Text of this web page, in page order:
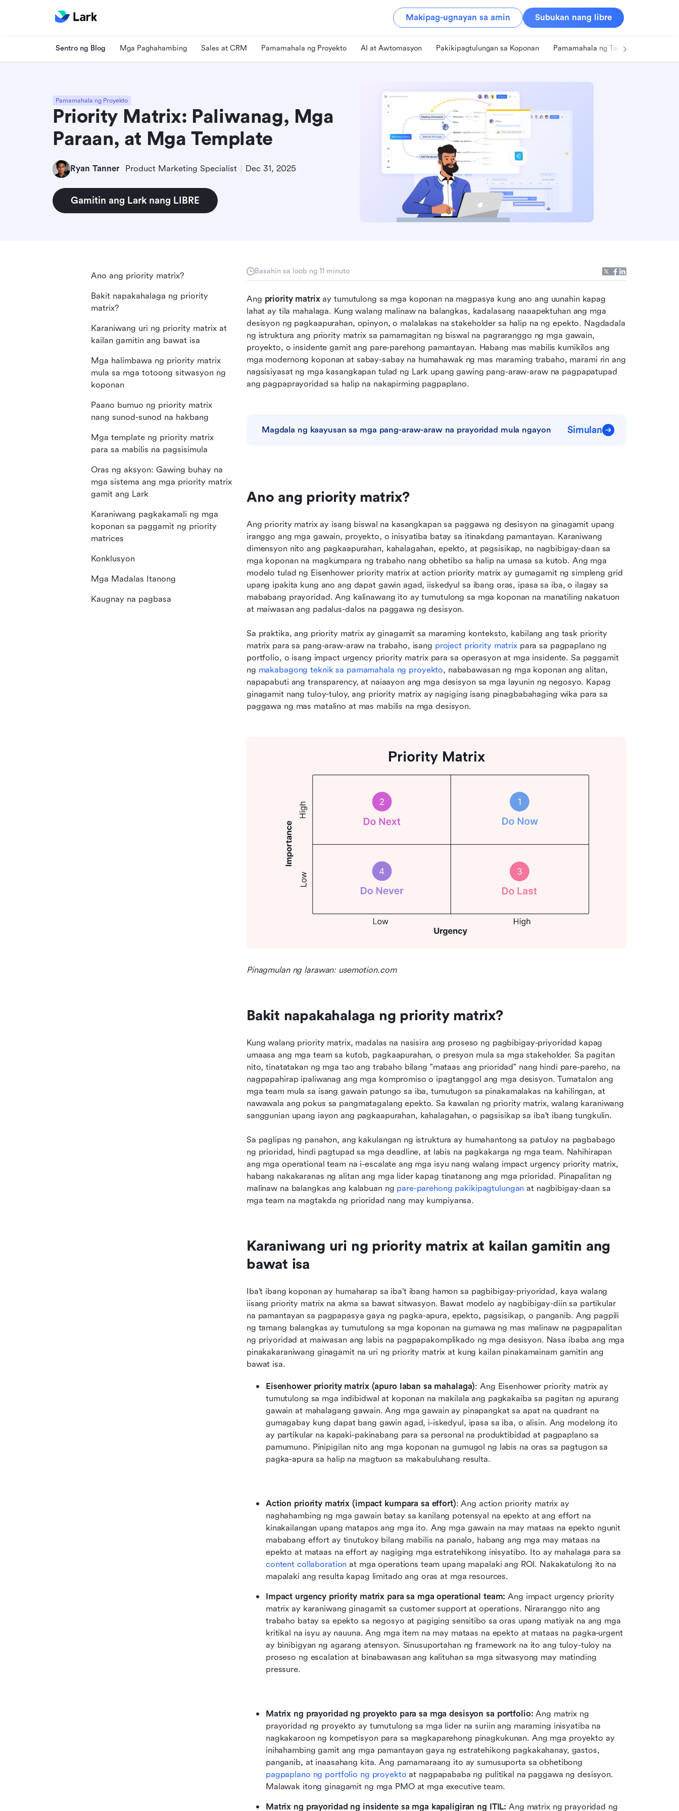
Makipag-ugnayan sa amin Subukan nang libre
Sentro ng Blog Mga Paghahambing Sales at CRM Pamamahala ng Proyekto AI at Awtomasyon Pakikipagtulungan sa Koponan Pamamahala ng Tao
Pamamahala ng Proyekto
Priority Matrix: Paliwanag, Mga
Paraan, at Mga Template
Ryan Tanner Product Marketing Specialist Dec 31, 2025
Gamitin ang Lark nang LIBRE
Basahin sa loob ng 11 minuto
Ang priority matrix ay tumutulong sa mga koponan na magpasya kung ano ang uunahin kapag
lahat ay tila mahalaga. Kung walang malinaw na balangkas, kadalasang naaapektuhan ang mga
desisyon ng pagkaapurahan, opinyon, o malalakas na stakeholder sa halip na ng epekto. Nagdadala
ng istruktura ang priority matrix sa pamamagitan ng biswal na pagraranggo ng mga gawain,
proyekto, o insidente gamit ang pare-parehong pamantayan. Habang mas mabilis kumikilos ang
mga modernong koponan at sabay-sabay na humahawak ng mas maraming trabaho, marami rin ang
nagsisiyasat ng mga kasangkapan tulad ng Lark upang gawing pang-araw-araw na pagpapatupad
ang pagpaprayoridad sa halip na nakapirming pagpaplano.
Magdala ng kaayusan sa mga pang-araw-araw na prayoridad mula ngayon Simulan
Ano ang priority matrix?
Ang priority matrix ay isang biswal na kasangkapan sa paggawa ng desisyon na ginagamit upang
iranggo ang mga gawain, proyekto, o inisyatiba batay sa itinakdang pamantayan. Karaniwang
dimensyon nito ang pagkaapurahan, kahalagahan, epekto, at pagsisikap, na nagbibigay-daan sa
mga koponan na magkumpara ng trabaho nang obhetibo sa halip na umasa sa kutob. Ang mga
modelo tulad ng Eisenhower priority matrix at action priority matrix ay gumagamit ng simpleng grid
upang ipakita kung ano ang dapat gawin agad, iiskedyul sa ibang oras, ipasa sa iba, o ilagay sa
mababang prayoridad. Ang kalinawang ito ay tumutulong sa mga koponan na manatiling nakatuon
at maiwasan ang padalus-dalos na paggawa ng desisyon.
Sa praktika, ang priority matrix ay ginagamit sa maraming konteksto, kabilang ang task priority
matrix para sa pang-araw-araw na trabaho, isang project priority matrix para sa pagpaplano ng
portfolio, o isang impact urgency priority matrix para sa operasyon at mga insidente. Sa paggamit
ng makabagong teknik sa pamamahala ng proyekto, nababawasan ng mga koponan ang alitan,
napapabuti ang transparency, at naiaayon ang mga desisyon sa mga layunin ng negosyo. Kapag
ginagamit nang tuloy-tuloy, ang priority matrix ay nagiging isang pinagbabahaging wika para sa
paggawa ng mas matalino at mas mabilis na mga desisyon.
Pinagmulan ng larawan: usemotion.com
Bakit napakahalaga ng priority matrix?
Kung walang priority matrix, madalas na nasisira ang proseso ng pagbibigay-priyoridad kapag
umaasa ang mga team sa kutob, pagkaapurahan, o presyon mula sa mga stakeholder. Sa pagitan
nito, tinatatakan ng mga tao ang trabaho bilang "mataas ang prioridad" nang hindi pare-pareho, na
nagpapahirap ipaliwanag ang mga kompromiso o ipagtanggol ang mga desisyon. Tumatalon ang
mga team mula sa isang gawain patungo sa iba, tumutugon sa pinakamalakas na kahilingan, at
nawawala ang pokus sa pangmatagalang epekto. Sa kawalan ng priority matrix, walang karaniwang
sanggunian upang iayon ang pagkaapurahan, kahalagahan, o pagsisikap sa iba’t ibang tungkulin.
Sa paglipas ng panahon, ang kakulangan ng istruktura ay humahantong sa patuloy na pagbabago
ng prioridad, hindi pagtupad sa mga deadline, at labis na pagkakarga ng mga team. Nahihirapan
ang mga operational team na i-escalate ang mga isyu nang walang impact urgency priority matrix,
habang nakakaranas ng alitan ang mga lider kapag tinatanong ang mga prioridad. Pinapalitan ng
malinaw na balangkas ang kalabuan ng pare-parehong pakikipagtulungan at nagbibigay-daan sa
mga team na magtakda ng prioridad nang may kumpiyansa.
Karaniwang uri ng priority matrix at kailan gamitin ang
bawat isa
Iba’t ibang koponan ay humaharap sa iba’t ibang hamon sa pagbibigay-priyoridad, kaya walang
iisang priority matrix na akma sa bawat sitwasyon. Bawat modelo ay nagbibigay-diin sa partikular
na pamantayan sa pagpapasya gaya ng pagka-apura, epekto, pagsisikap, o panganib. Ang pagpili
ng tamang balangkas ay tumutulong sa mga koponan na gumawa ng mas malinaw na pagpapalitan
ng priyoridad at maiwasan ang labis na pagpapakomplikado ng mga desisyon. Nasa ibaba ang mga
pinakakaraniwang ginagamit na uri ng priority matrix at kung kailan pinakamainam gamitin ang
bawat isa.
Eisenhower priority matrix (apuro laban sa mahalaga): Ang Eisenhower priority matrix ay
tumutulong sa mga indibidwal at koponan na makilala ang pagkakaiba sa pagitan ng apurang
gawain at mahalagang gawain. Ang mga gawain ay pinapangkat sa apat na quadrant na
gumagabay kung dapat bang gawin agad, i-iskedyul, ipasa sa iba, o alisin. Ang modelong ito
ay partikular na kapaki-pakinabang para sa personal na produktibidad at pagpaplano sa
pamumuno. Pinipigilan nito ang mga koponan na gumugol ng labis na oras sa pagtugon sa
pagka-apura sa halip na magtuon sa makabuluhang resulta.
Action priority matrix (impact kumpara sa effort): Ang action priority matrix ay
naghahambing ng mga gawain batay sa kanilang potensyal na epekto at ang effort na
kinakailangan upang matapos ang mga ito. Ang mga gawain na may mataas na epekto ngunit
mababang effort ay tinutukoy bilang mabilis na panalo, habang ang mga may mataas na
content collaboration at mga operations team upang mapalaki ang ROI. Nakakatulong ito na
mapalaki ang resulta kapag limitado ang oras at mga resources.
Impact urgency priority matrix para sa mga operational team: Ang impact urgency priority
matrix ay karaniwang ginagamit sa customer support at operations. Niraranggo nito ang
trabaho batay sa epekto sa negosyo at pagiging sensitibo sa oras upang matiyak na ang mga
kritikal na isyu ay nauuna. Ang mga item na may mataas na epekto at mataas na pagka-urgent
ay binibigyan ng agarang atensyon. Sinusuportahan ng framework na ito ang tuloy-tuloy na
proseso ng escalation at binabawasan ang kalituhan sa mga sitwasyong may matinding
pressure.
Matrix ng prayoridad ng proyekto para sa mga desisyon sa portfolio: Ang matrix ng
prayoridad ng proyekto ay tumutulong sa mga lider na suriin ang maraming inisyatiba na
nagkakaroon ng kompetisyon para sa magkaparehong pinagkukunan. Ang mga proyekto ay
inihahambing gamit ang mga pamantayan gaya ng estratehikong pagkakahanay, gastos,
pagpaplano ng portfolio ng proyekto at nagpapababa ng pulitikal na paggawa ng desisyon.
Malawak itong ginagamit ng mga PMO at mga executive team.
Matrix ng prayoridad ng insidente sa mga kapaligiran ng ITIL: Ang matrix ng prayoridad ng
Ano ang priority matrix?
Bakit napakahalaga ng priority
matrix?
Karaniwang uri ng priority matrix at
kailan gamitin ang bawat isa
Mga halimbawa ng priority matrix
mula sa mga totoong sitwasyon ng
koponan
Paano bumuo ng priority matrix
nang sunod-sunod na hakbang
Mga template ng priority matrix
para sa mabilis na pagsisimula
Oras ng aksyon: Gawing buhay na
mga sistema ang mga priority matrix
gamit ang Lark
Karaniwang pagkakamali ng mga
koponan sa paggamit ng priority
matrices
Konklusyon
Mga Madalas Itanong
Kaugnay na pagbasa